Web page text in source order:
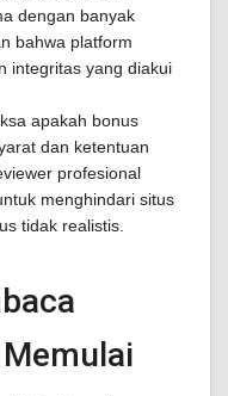
dengan banyak
bahwa platform
integritas yang diakui
apakah bonus
dan ketentuan
profesional
menghindari situs
tidak realistis.